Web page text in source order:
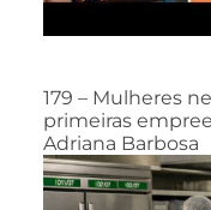
179 – Mulheres
primeiras
Adriana Barbosa